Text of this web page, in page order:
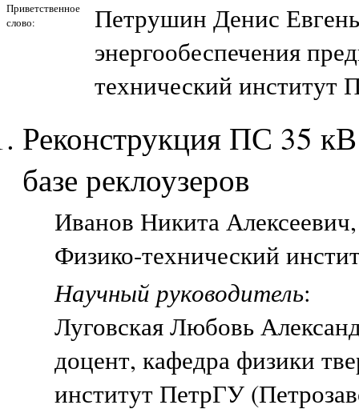
Приветственное
слово:
Петрушин Денис
энергообеспечения
технический институт
Реконструкция ПС 35
базе реклоузеров
Иванов Никита
Физико-технический
Научный руководитель:
Луговская Любовь
доцент, кафедра физики
институт ПетрГУ